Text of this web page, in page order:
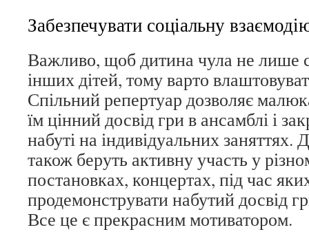
Забезпечувати соціальну
Важливо, щоб дитина чула не лише
інших дітей, тому варто
Спільний репертуар дозволяє
їм цінний досвід гри в ансамблі і
набуті на індивідуальних заняттях.
також беруть активну участь у
постановках, концертах, під час
продемонструвати набутий досвід
Все це є прекрасним мотиватором.